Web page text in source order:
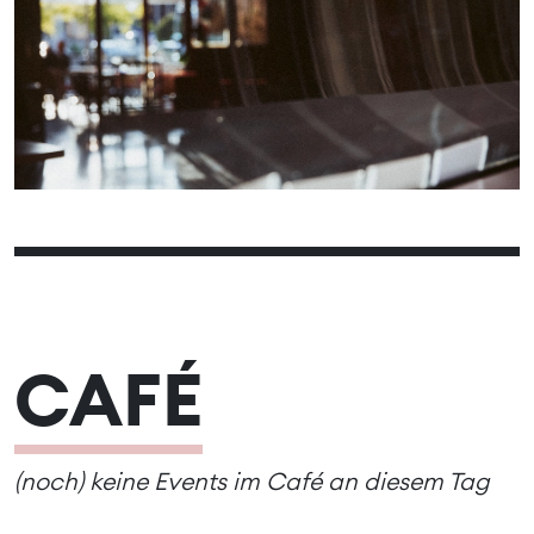
01 02 03 04 05 06
07
08
09 10 11 12 13
14
15
16 17 19 20
21
22
23 24 25 26 27
28
CAFÉ
(noch) keine Events im Café an diesem Tag